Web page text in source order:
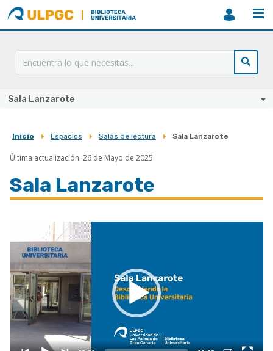
ULPGC
Biblioteca
ULPGC
Sala Lanzarote
Sobrescribir
enlaces
de
ayuda
la
navegación
Inicio Espacios Salas de lectura Sala Lanzarote
Última actualización: 26 de Mayo de 2025
Sala Lanzarote